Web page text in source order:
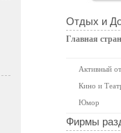
Отдых и
Главная
Активный
Кино и
Юмор
Фирмы